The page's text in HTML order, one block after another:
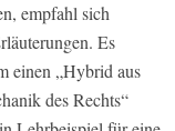
empfahl sich
Es
einen „Hybrid aus
des Rechts“